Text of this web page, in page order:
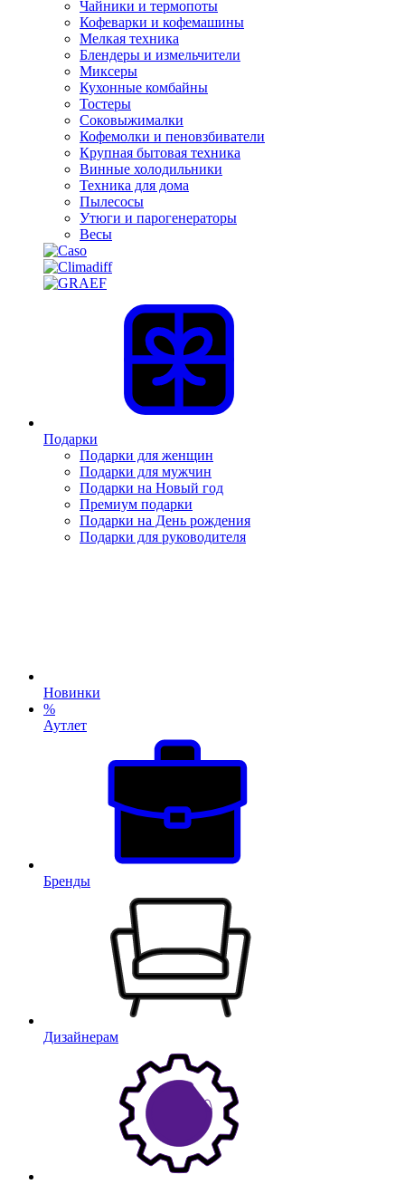
Чайники и термопоты
Кофеварки и кофемашины
Мелкая техника
Блендеры и измельчители
Миксеры
Кухонные комбайны
Тостеры
Соковыжималки
Кофемолки и пеновзбиватели
Крупная бытовая техника
Винные холодильники
Техника для дома
Пылесосы
Утюги и парогенераторы
Весы
Подарки
Подарки для женщин
Подарки для мужчин
Подарки на Новый год
Премиум подарки
Подарки на День рождения
Подарки для руководителя
Новинки
%
Аутлет
Бренды
Дизайнерам